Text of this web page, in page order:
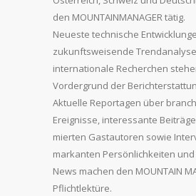
den MOUNTAINMANAGER tätig.
Neueste technische
zukunftsweisende
internationale Recherchen
Vordergrund der
Aktuelle Reportagen über
Ereignisse, interessante
mierten Gastautoren sowie
markanten Persönlichkeiten
News machen den MOUNTAIN
Pflichtlektüre.